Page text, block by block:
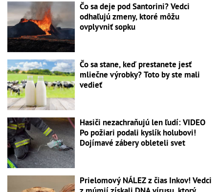
Čo sa deje pod Santorini? Vedci
odhaľujú zmeny, ktoré môžu
ovplyvniť sopku
Čo sa stane, keď prestanete jesť
mliečne výrobky? Toto by ste mali
vedieť
Hasiči nezachraňujú len ľudí: VIDEO
Po požiari podali kyslík holubovi!
Dojímavé zábery obleteli svet
Prielomový NÁLEZ z čias Inkov! Vedci